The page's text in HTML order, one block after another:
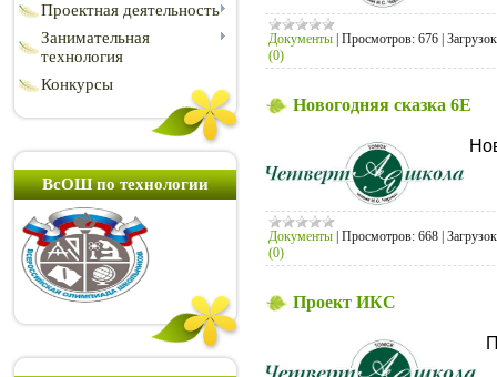
Проектная деятельность
Занимательная
технология
Конкурсы
ВсОШ по технологии
Документы | Просмотров: 676 |
(0)
Новогодняя сказка 6Е
Документы | Просмотров: 668 |
(0)
Проект ИКС